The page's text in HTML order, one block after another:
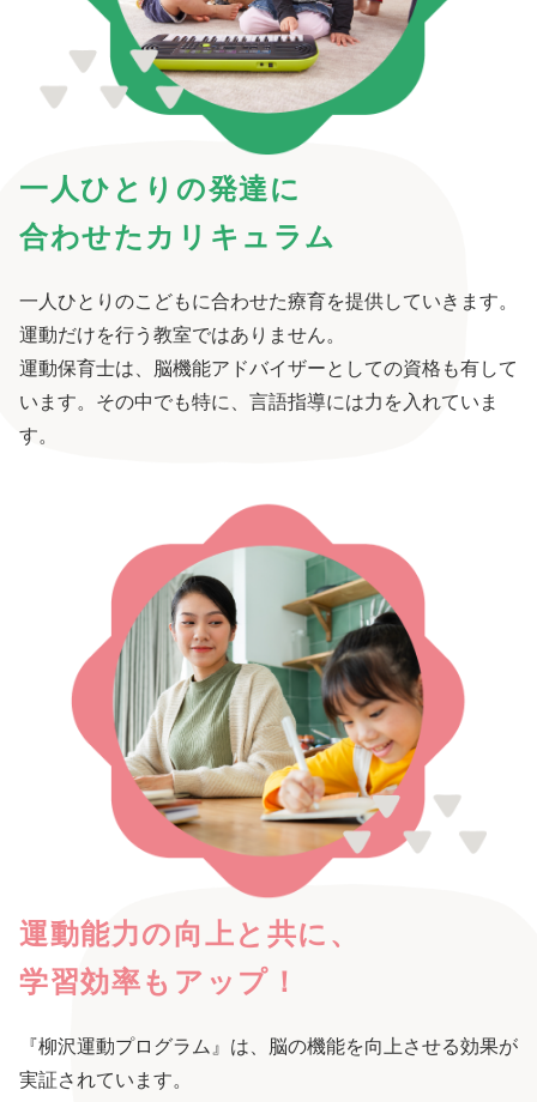
一人ひとりの発達に
合わせたカリキュラム
一人ひとりのこどもに合わせた療育を提供していきます。
運動だけを行う教室ではありません。
運動保育士は、脳機能アドバイザーとしての資格も有して
います。その中でも特に、言語指導には力を入れていま
す。
運動能力の向上と共に、
学習効率もアップ！
『柳沢運動プログラム』は、脳の機能を向上させる効果が
実証されています。